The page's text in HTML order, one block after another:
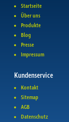
Startseite
Über uns
Produkte
Blog
Presse
Impressum
Kundenservice
Kontakt
Sitemap
AGB
Datenschutz